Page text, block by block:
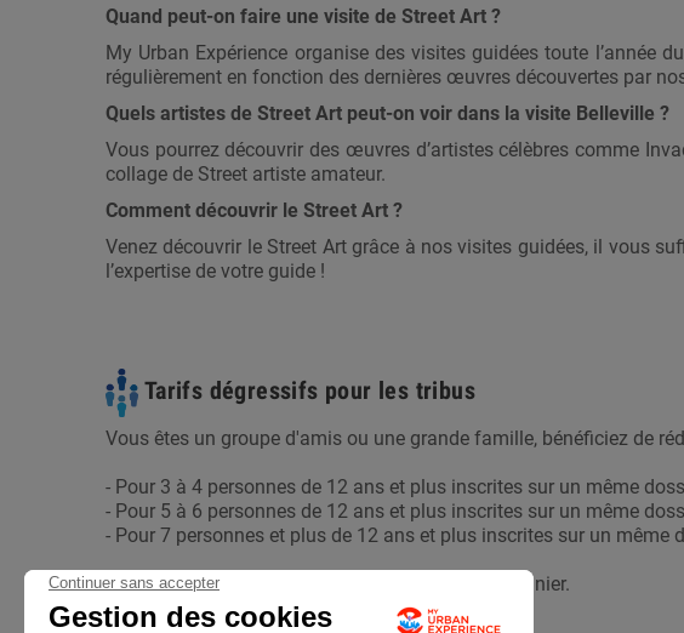
Quand peut-on faire une visite de Street Art ?
My Urban Expérience organise des visites guidées toute
régulièrement en fonction des dernières œuvres découvertes par
Quels artistes de Street Art peut-on voir dans la visite Belleville ?
Vous pourrez découvrir des œuvres d’artistes célèbres comme
collage de Street artiste amateur.
Comment découvrir le Street Art ?
Venez découvrir le Street Art grâce à nos visites guidées, il vous
l’expertise de votre guide !
Tarifs dégressifs pour les tribus
Vous êtes un groupe d'amis ou une grande famille, bénéficiez de
- Pour 3 à 4 personnes de 12 ans et plus inscrites sur un même
- Pour 5 à 6 personnes de 12 ans et plus inscrites sur un même
- Pour 7 personnes et plus de 12 ans et plus inscrites sur un même
La remise est appliquée directement dans votre panier.